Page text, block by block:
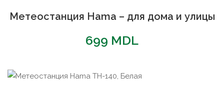
Метеостанция Hama – для дома и улицы
699 MDL